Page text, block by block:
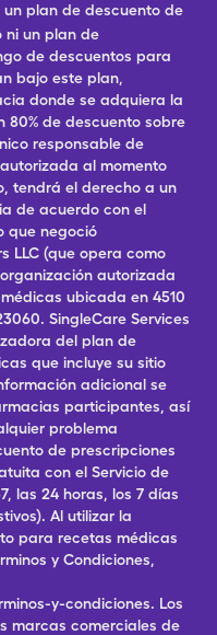
un plan de descuento de
ni un plan de
de descuentos para
bajo este plan,
donde se adquiera la
de descuento sobre
responsable de
al momento
tendrá el derecho a un
de acuerdo con el
que negoció
LLC (que opera como
autorizada
ubicada en 4510
SingleCare Services
del plan de
que incluye su sitio
adicional se
participantes, así
problema
de prescripciones
con el Servicio de
las 24 horas, los 7 días
Al utilizar la
para recetas médicas
y Condiciones,
y-condiciones. Los
marcas comerciales de